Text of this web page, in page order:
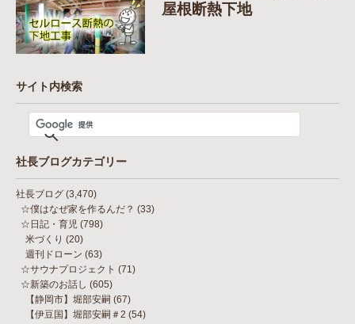
屋根断熱下地
サイト内検索
社長ブログカテゴリー
社長ブログ (3,470)
☆僕はなぜ家を作るんだ？ (33)
☆日記・育児 (798)
米づくり (20)
週刊ドローン (63)
☆サウナプロジェクト (71)
☆新築のお話し (605)
【静岡市】堀部安嗣 (67)
【伊豆国】堀部安嗣＃2 (54)